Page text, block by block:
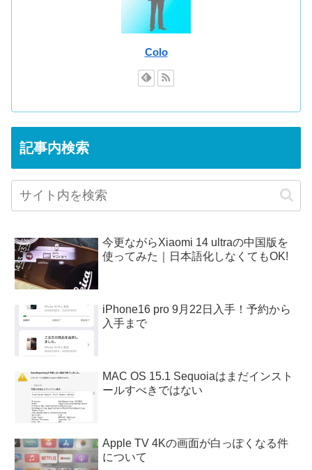
Colo
記事内検索
今更ながらXiaomi 14 ultraの中国版を
使ってみた｜日本語化しなくてもOK!
iPhone16 pro 9月22日入手！予約から
入手まで
MAC OS 15.1 Sequoiaはまだインスト
ールすべきではない
Apple TV 4Kの画面が白っぽくなる件
について